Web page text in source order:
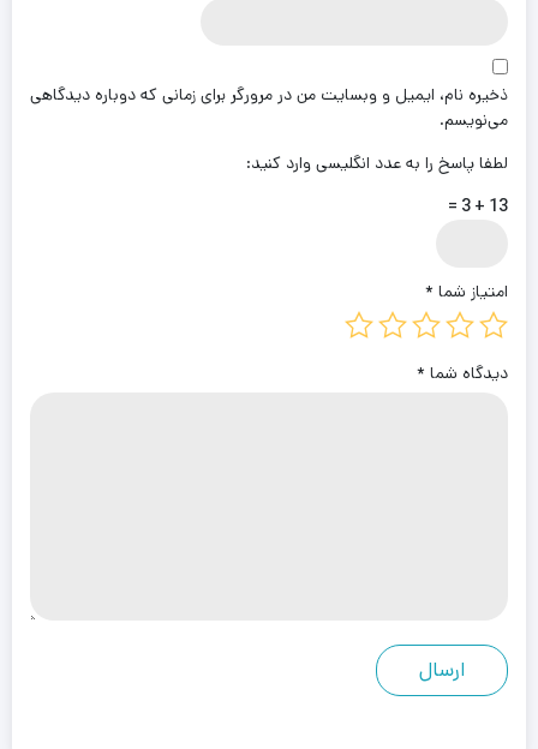
ذخیره نام، ایمیل و وبسایت من در مرورگر برای زمانی که دوباره دیدگاهی
می‌نویسم.
لطفا پاسخ را به عدد انگلیسی وارد کنید:
13 + 3 =
امتیاز شما *
دیدگاه شما *